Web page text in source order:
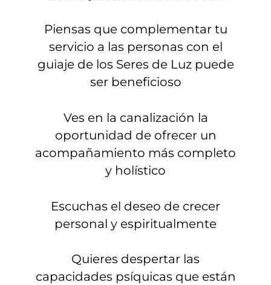
Piensas que complementar tu
servicio a las personas con el
guiaje de los Seres de Luz puede
ser beneficioso
Ves en la canalización la
oportunidad de ofrecer un
acompañamiento más completo
y holístico
Escuchas el deseo de crecer
personal y espiritualmente
Quieres despertar las
capacidades psíquicas que están